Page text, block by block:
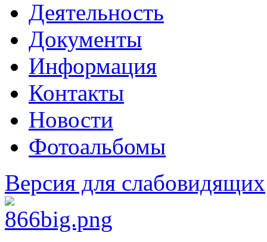
Деятельность
Документы
Информация
Контакты
Новости
Фотоальбомы
Версия для слабовидящих